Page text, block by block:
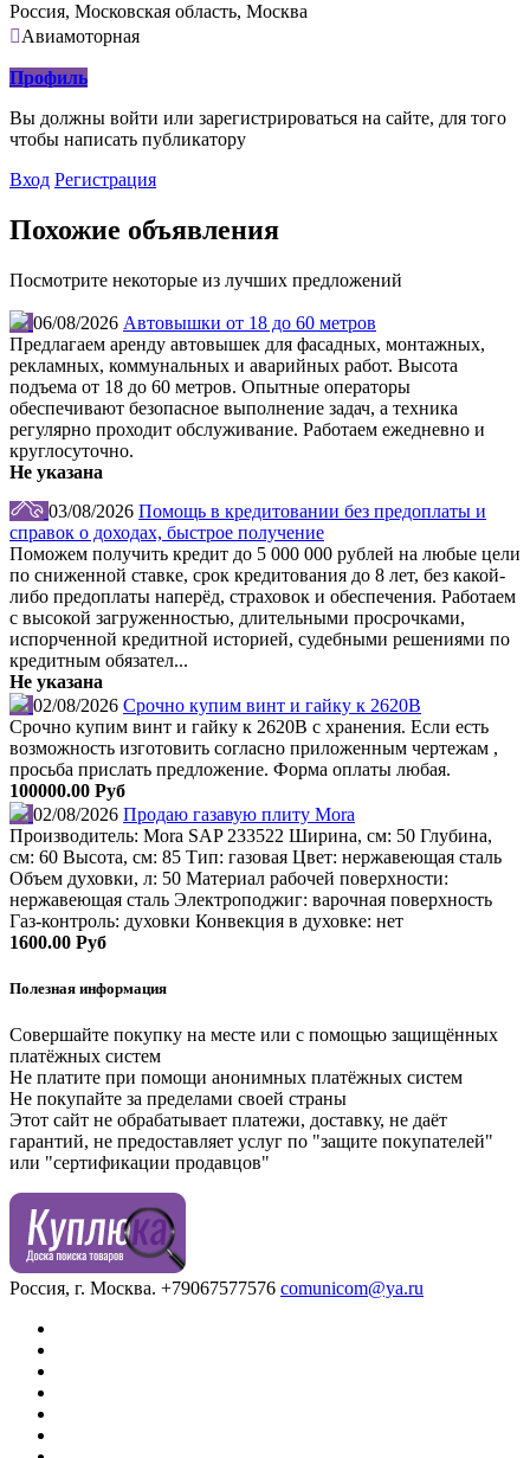
Россия, Московская область, Москва
Авиамоторная
Профиль
Вы должны войти или зарегистрироваться на сайте, для того
чтобы написать публикатору
Вход Регистрация
Похожие объявления
Посмотрите некоторые из лучших предложений
06/08/2026 Автовышки от 18 до 60 метров
Предлагаем аренду автовышек для фасадных, монтажных,
рекламных, коммунальных и аварийных работ. Высота
подъема от 18 до 60 метров. Опытные операторы
обеспечивают безопасное выполнение задач, а техника
регулярно проходит обслуживание. Работаем ежедневно и
круглосуточно.
Не указана
03/08/2026 Помощь в кредитовании без предоплаты и
справок о доходах, быстрое получение
Поможем получить кредит до 5 000 000 рублей на любые цели
по сниженной ставке, срок кредитования до 8 лет, без какой-
либо предоплаты наперёд, страховок и обеспечения. Работаем
с высокой загруженностью, длительными просрочками,
испорченной кредитной историей, судебными решениями по
кредитным обязател...
Не указана
02/08/2026 Срочно купим винт и гайку к 2620В
Срочно купим винт и гайку к 2620В с хранения. Если есть
возможность изготовить согласно приложенным чертежам ,
просьба прислать предложение. Форма оплаты любая.
100000.00 Руб
02/08/2026 Продаю газавую плиту Mora
Производитель: Mora SAP 233522 Ширина, см: 50 Глубина,
см: 60 Высота, см: 85 Тип: газовая Цвет: нержавеющая сталь
Объем духовки, л: 50 Материал рабочей поверхности:
нержавеющая сталь Электроподжиг: варочная поверхность
Газ-контроль: духовки Конвекция в духовке: нет
1600.00 Руб
Полезная информация
Совершайте покупку на месте или с помощью защищённых
платёжных систем
Не платите при помощи анонимных платёжных систем
Не покупайте за пределами своей страны
Этот сайт не обрабатывает платежи, доставку, не даёт
гарантий, не предоставляет услуг по "защите покупателей"
или "сертификации продавцов"
Россия, г. Москва. +79067577576 comunicom@ya.ru